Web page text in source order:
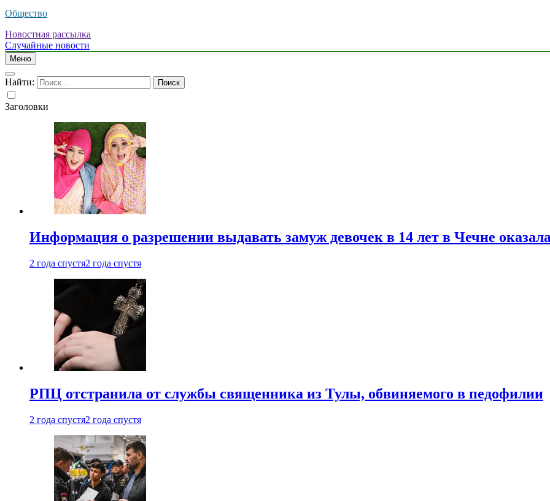
Общество
Новостная рассылка
Случайные новости
Меню
Найти:
Заголовки
Информация о разрешении выдавать замуж девочек в 14 лет в Чечне
2 года спустя2 года спустя
РПЦ отстранила от службы священника из Тулы, обвиняемого в педофилии
2 года спустя2 года спустя